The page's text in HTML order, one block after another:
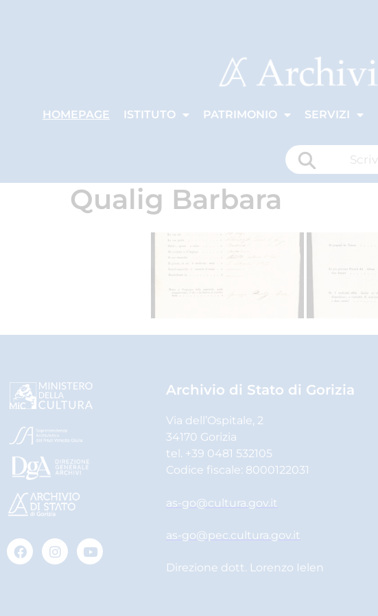
HOMEPAGE ISTITUTO PATRIMONIO SERVIZI
Qualig Barbara
Archivio di Stato di Gorizia
Via dell’Ospitale, 2
34170 Gorizia
tel. +39 0481 532105
Codice fiscale: 8000122031
as-go@cultura.gov.it
as-go@pec.cultura.gov.it
Direzione dott. Lorenzo Ielen